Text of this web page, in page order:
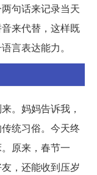
句话来记录当天
来代替，这样既
言表达能力。
。妈妈告诉我，
统习俗。今天终
原来，春节一
，还能收到压岁